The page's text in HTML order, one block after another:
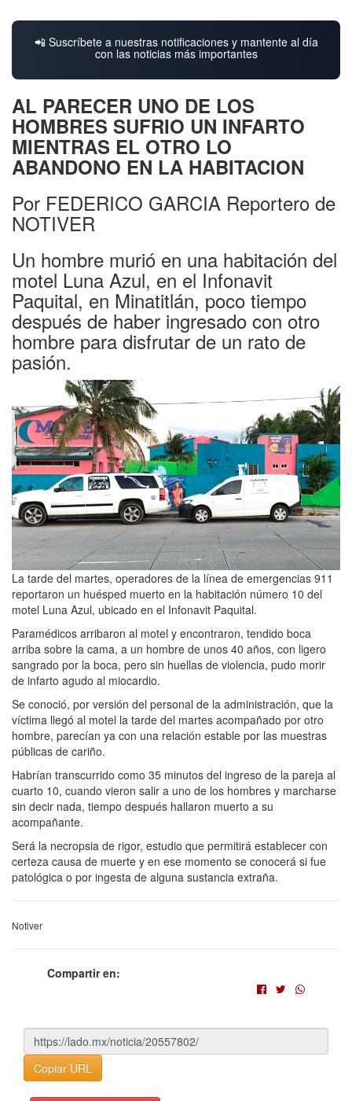
📲 Suscríbete a nuestras notificaciones y mantente al día
con las noticias más importantes
AL PARECER UNO DE LOS
HOMBRES SUFRIO UN INFARTO
MIENTRAS EL OTRO LO
ABANDONO EN LA HABITACION
Por FEDERICO GARCIA Reportero de
NOTIVER
Un hombre murió en una habitación del
motel Luna Azul, en el Infonavit
Paquital, en Minatitlán, poco tiempo
después de haber ingresado con otro
hombre para disfrutar de un rato de
pasión.
La tarde del martes, operadores de la línea de emergencias 911
reportaron un huésped muerto en la habitación número 10 del
motel Luna Azul, ubicado en el Infonavit Paquital.
Paramédicos arribaron al motel y encontraron, tendido boca
arriba sobre la cama, a un hombre de unos 40 años, con ligero
sangrado por la boca, pero sin huellas de violencia, pudo morir
de infarto agudo al miocardio.
Se conoció, por versión del personal de la administración, que la
víctima llegó al motel la tarde del martes acompañado por otro
hombre, parecían ya con una relación estable por las muestras
públicas de cariño.
Habrían transcurrido como 35 minutos del ingreso de la pareja al
cuarto 10, cuando vieron salir a uno de los hombres y marcharse
sin decir nada, tiempo después hallaron muerto a su
acompañante.
Será la necropsia de rigor, estudio que permitirá establecer con
certeza causa de muerte y en ese momento se conocerá si fue
patológica o por ingesta de alguna sustancia extraña.
Notiver
Compartir en:
Copiar URL